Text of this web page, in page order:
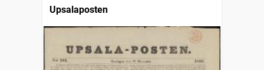
Upsalaposten